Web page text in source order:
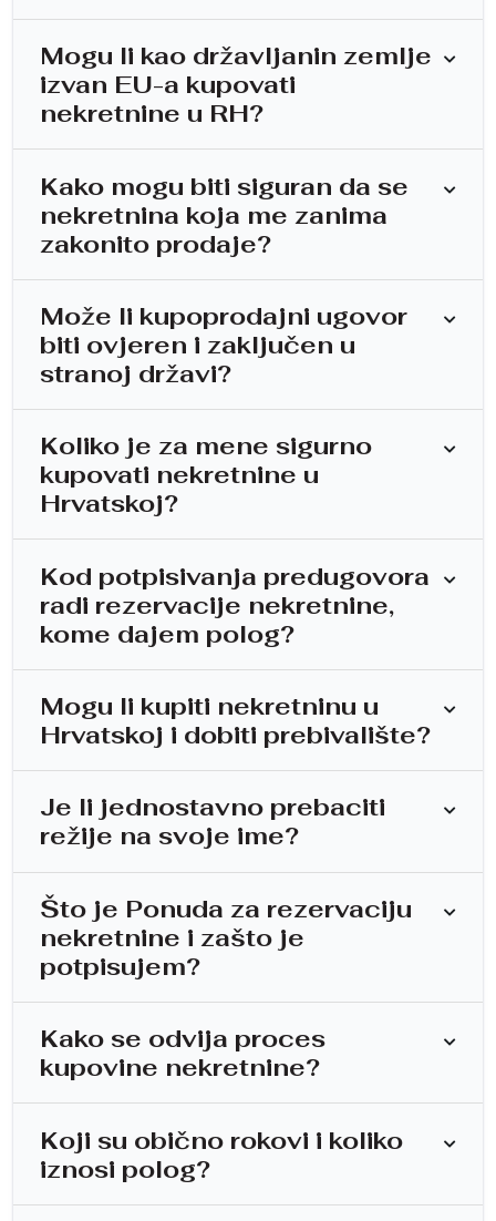
Mogu li kao državljanin zemlje
izvan EU-a kupovati
nekretnine u RH?
Kako mogu biti siguran da se
nekretnina koja me zanima
zakonito prodaje?
Može li kupoprodajni ugovor
biti ovjeren i zaključen u
stranoj državi?
Koliko je za mene sigurno
kupovati nekretnine u
Hrvatskoj?
Kod potpisivanja predugovora
radi rezervacije nekretnine,
kome dajem polog?
Mogu li kupiti nekretninu u
Hrvatskoj i dobiti prebivalište?
Je li jednostavno prebaciti
režije na svoje ime?
Što je Ponuda za rezervaciju
nekretnine i zašto je
potpisujem?
Kako se odvija proces
kupovine nekretnine?
Koji su obično rokovi i koliko
iznosi polog?